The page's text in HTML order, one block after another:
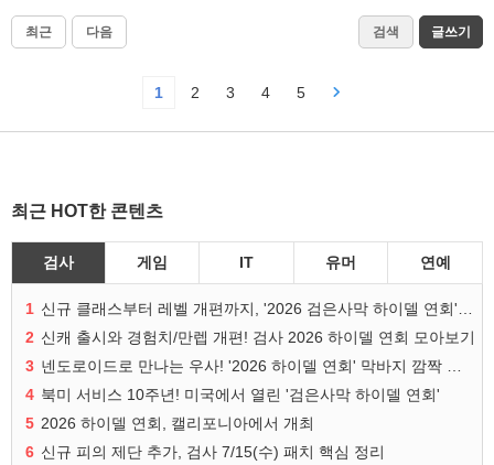
최근 다음 검색 글쓰기
1 2 3 4 5
최근 HOT한 콘텐츠
검사 게임 IT 유머 연예
1
2 신캐 출시와 경험치/만렙 개편! 검사 2026 하이델 연회 모아보기
3
4 북미 서비스 10주년! 미국에서 열린 '검은사막 하이델 연회'
5 2026 하이델 연회, 캘리포니아에서 개최
6 신규 피의 제단 추가, 검사 7/15(수) 패치 핵심 정리